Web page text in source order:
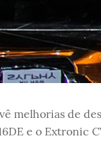
melhorias de
e o Extronic